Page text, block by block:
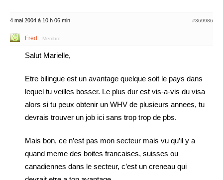
4 mai 2004 à 10 h 06 min #369986
Fred Membre
Salut Marielle,
Etre bilingue est un avantage quelque soit le pays dans
lequel tu veilles bosser. Le plus dur est vis-a-vis du visa
alors si tu peux obtenir un WHV de plusieurs annees, tu
devrais trouver un job ici sans trop trop de pbs.
Mais bon, ce n’est pas mon secteur mais vu qu’il y a
quand meme des boites francaises, suisses ou
canadiennes dans le secteur, c’est un creneau qui